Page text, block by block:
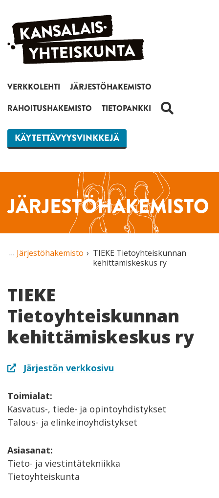
Siirry sisältöön
VERKKOLEHTI
JÄRJESTÖHAKEMISTO
RAHOITUSHAKEMISTO
TIETOPANKKI HAKU
KÄYTETTÄVYYSVINKKEJÄ
JÄRJESTÖHAKEMISTO
Järjestöhakemisto
TIEKE Tietoyhteiskunnan
kehittämiskeskus ry
TIEKE
Tietoyhteiskunnan
kehittämiskeskus ry
Järjestön verkkosivu
Toimialat:
Kasvatus-, tiede- ja opintoyhdistykset
Talous- ja elinkeinoyhdistykset
Asiasanat:
Tieto- ja viestintätekniikka
Tietoyhteiskunta